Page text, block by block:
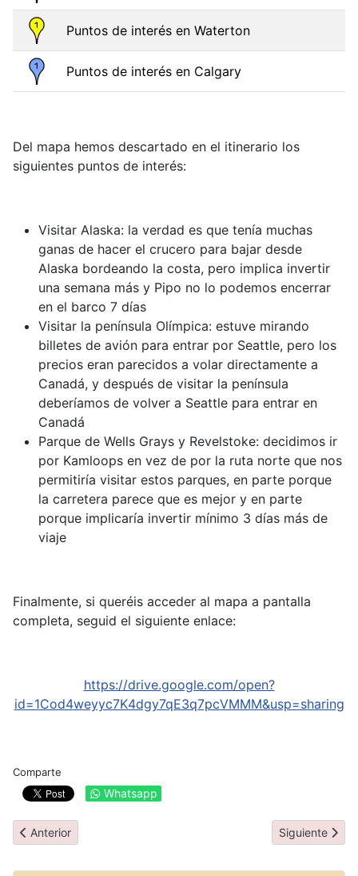
Puntos de interés en Waterton
Puntos de interés en Calgary
Del mapa hemos descartado en el itinerario los
siguientes puntos de interés:
Visitar Alaska: la verdad es que tenía muchas
ganas de hacer el crucero para bajar desde
Alaska bordeando la costa, pero implica invertir
una semana más y Pipo no lo podemos encerrar
en el barco 7 días
Visitar la península Olímpica: estuve mirando
billetes de avión para entrar por Seattle, pero los
precios eran parecidos a volar directamente a
Canadá, y después de visitar la península
deberíamos de volver a Seattle para entrar en
Canadá
Parque de Wells Grays y Revelstoke: decidimos ir
por Kamloops en vez de por la ruta norte que nos
permitiría visitar estos parques, en parte porque
la carretera parece que es mejor y en parte
porque implicaría invertir mínimo 3 días más de
viaje
Finalmente, si queréis acceder al mapa a pantalla
completa, seguid el siguiente enlace:
https://drive.google.com/open?
id=1Cod4weyyc7K4dgy7qE3q7pcVMMM&usp=sharing
Comparte
Whatsapp
Artículo anterior: Restaurantes
Anterior Artículo
Siguiente